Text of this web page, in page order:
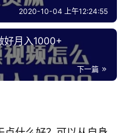
2020-10-04 上午12:24:55
好月入1000+
下一篇